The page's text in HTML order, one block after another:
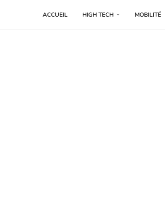
ACCUEIL HIGH TECH MOBILITÉ